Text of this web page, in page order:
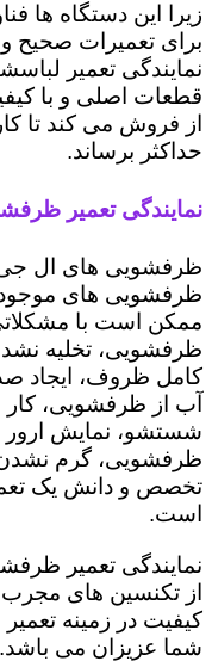
زیرا این دستگاه ها
برای تعمیرات صحیح و
نمایندگی تعمیر
قطعات اصلی و با
از فروش می کند تا
حداکثر برساند.
نمایندگی تعمیر
ظرفشویی های ال جی
ظرفشویی های موجود
ممکن است با
ظرفشویی، تخلیه
کامل ظروف، ایجاد
آب از ظرفشویی، کار
شستشو، نمایش ارور
ظرفشویی، گرم
تخصص و دانش یک
است.
نمایندگی تعمیر
از تکنسین های مجرب
کیفیت در زمینه
شما عزیزان می باشد.